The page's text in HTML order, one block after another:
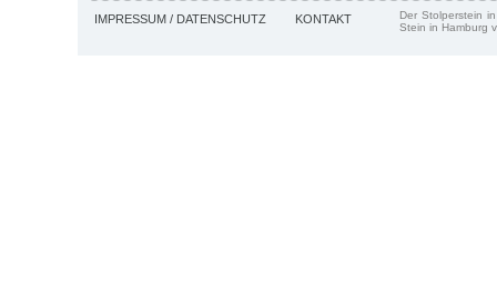
IMPRESSUM / DATENSCHUTZ KONTAKT
Der Stolperstein
Stein in Hamburg